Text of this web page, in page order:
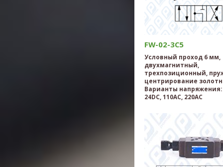
FW-02-3C5
Условный проход 6 мм,
двухмагнитный,
трехпозиционный,
центрирование
Варианты напряжения:
24DC, 110AC, 220AC